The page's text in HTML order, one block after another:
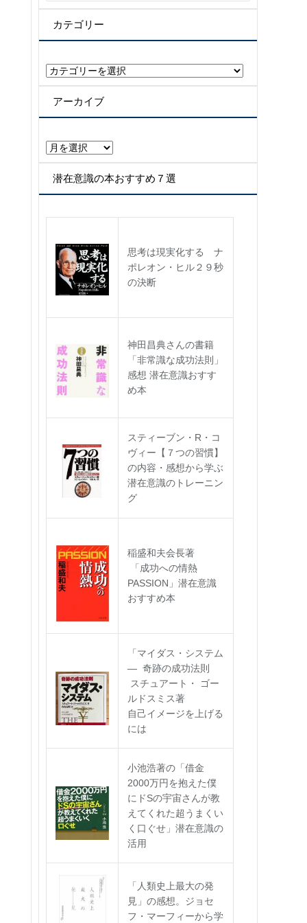
カテゴリー
カ
テ
ゴ
リ
アーカイブ
ア
ー
カ
イ
潜在意識の本おすすめ７選
思考は現実化する ナ
ポレオン・ヒル２９秒
の決断
神田昌典さんの書籍
「非常識な成功法則」
感想 潜在意識おすす
め本
スティーブン・R・コ
ヴィー【７つの習慣】
の内容・感想から学ぶ
潜在意識のトレーニン
グ
稲盛和夫会長著
「成功への情熱
PASSION」潜在意識
おすすめ本
「マイダス・システム
― 奇跡の成功法則
スチュアート・ ゴー
ルドスミス著
自己イメージを上げる
には
小池浩著の「借金
2000万円を抱えた僕
にドSの宇宙さんが教
えてくれた超うまくい
く口ぐせ」潜在意識の
活用
「人類史上最大の発
見」の感想。ジョセ
フ・マーフィーから学